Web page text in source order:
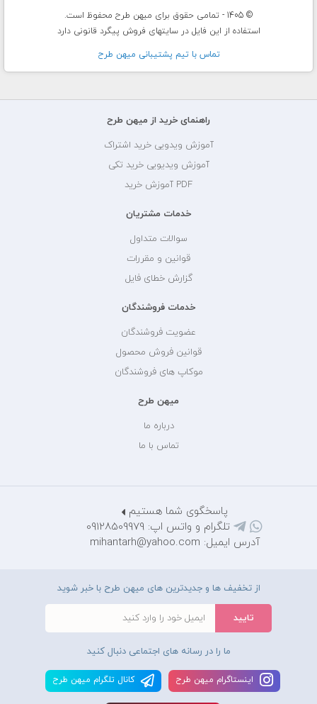
© 1405 - تمامی حقوق برای میهن طرح محفوظ است.
استفاده از این فایل در سایتهای فروش پیگرد قانونی دارد
تماس با تيم پشتيبانی ميهن طرح
راهنمای خرید از میهن طرح
آموزش ویدویی خرید اشتراک
آموزش ویدیویی خرید تکی
PDF آموزش خرید
خدمات مشتریان
سوالات متداول
قوانین و مقررات
گزارش خطای فایل
خدمات فروشندگان
عضویت فروشندگان
قوانین فروش محصول
موکاپ های فروشندگان
میهن طرح
درباره ما
تماس با ما
پاسخگوی شما هستیم
تلگرام و واتس اپ: 09128509979
آدرس ایمیل: mihantarh@yahoo.com
از تخفیف ها و جدیدترین های میهن طرح با خبر شوید
ما را در رسانه های اجتماعی دنبال کنید
اينستاگرام ميهن طرح کانال تلگرام ميهن طرح